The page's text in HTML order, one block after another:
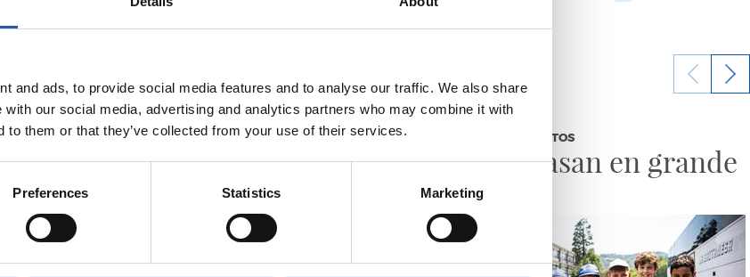
and ads, to provide social media features and to analyse our traffic. We also share
our social media, advertising and analytics partners who may combine it with
to them or that they’ve collected from your use of their services.
Preferences Statistics Marketing
no para
11/07/2026
UDARA REALAREKIN
Aventura y diversión
11/07/2026
GALERÍA DE FOTOS
Se lo pasan en grande